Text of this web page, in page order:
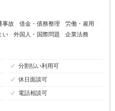
事故 借金・債務整理
労働・雇用
い 外国人・国際問題 企業法務
分割払い利用可
休日面談可
電話相談可